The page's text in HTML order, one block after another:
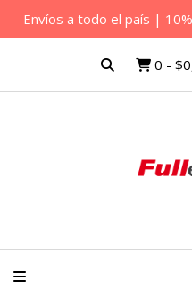
Envíos a todo el país |
0 -